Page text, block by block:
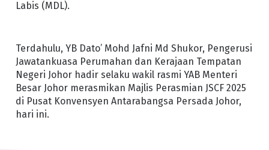
Labis (MDL).
Terdahulu, YB Dato’ Mohd Jafni Md Shukor, Pengerusi
Jawatankuasa Perumahan dan Kerajaan Tempatan
Negeri Johor hadir selaku wakil rasmi YAB Menteri
Besar Johor merasmikan Majlis Perasmian JSCF 2025
di Pusat Konvensyen Antarabangsa Persada Johor,
hari ini.